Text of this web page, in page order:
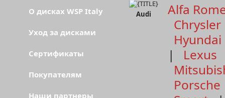
Audi
Alfa
Chrysler
Hyundai
| Lexus
Porsche
О дисках WSP Italy
Уход за дисками
Сертификаты
Покупателям
Наши партнеры